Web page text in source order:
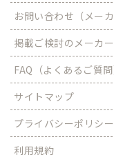
お問い合わせ（メーカ
掲載ご検討のメーカ
FAQ（よくあるご質問
サイトマップ
プライバシーポリシー
利用規約